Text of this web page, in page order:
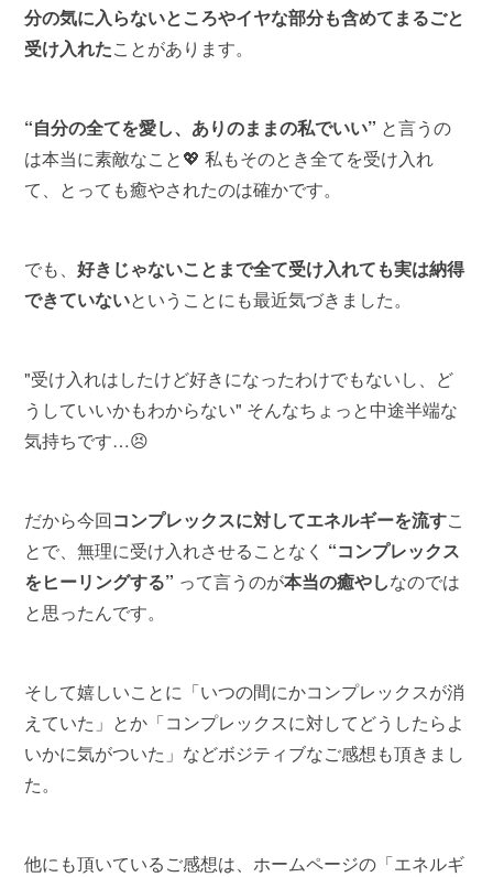
分の気に入らないところやイヤな部分も含めてまるごと
受け入れたことがあります。
“自分の全てを愛し、ありのままの私でいい” と言うの
は本当に素敵なこと💖 私もそのとき全てを受け入れ
て、とっても癒やされたのは確かです。
でも、好きじゃないことまで全て受け入れても実は納得
できていないということにも最近気づきました。
"受け入れはしたけど好きになったわけでもないし、ど
うしていいかもわからない" そんなちょっと中途半端な
気持ちです…😣
だから今回コンプレックスに対してエネルギーを流すこ
とで、無理に受け入れさせることなく “コンプレックス
をヒーリングする” って言うのが本当の癒やしなのでは
と思ったんです。
そして嬉しいことに「いつの間にかコンプレックスが消
えていた」とか「コンプレックスに対してどうしたらよ
いかに気がついた」などボジティブなご感想も頂きまし
た。
他にも頂いているご感想は、ホームページの「エネルギ